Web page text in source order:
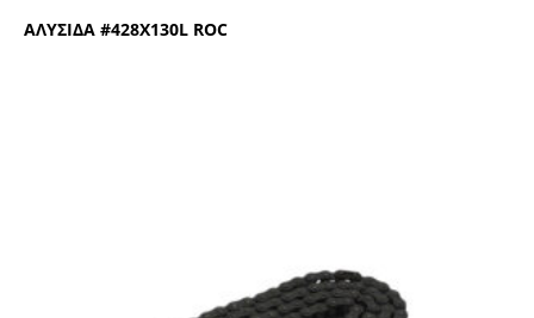
ΑΛΥΣΙΔΑ #428Χ130L ROC